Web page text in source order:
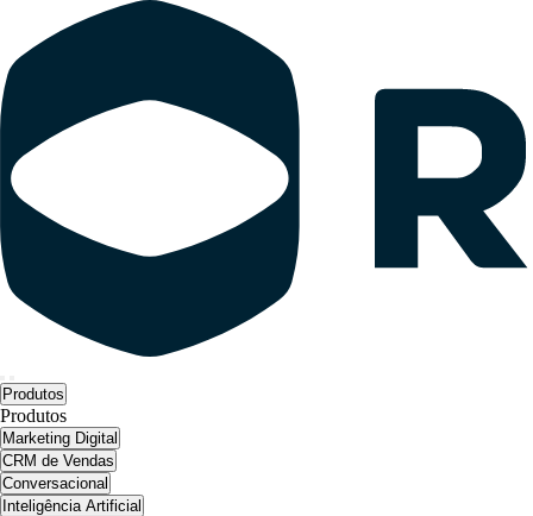
Produtos
Produtos
Marketing Digital
CRM de Vendas
Conversacional
Inteligência Artificial